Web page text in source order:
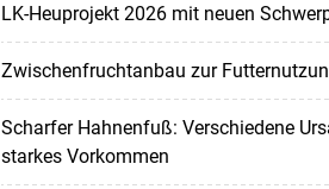
LK-Heuprojekt 2026 mit neuen
Zwischenfruchtanbau zur
Scharfer Hahnenfuß: Verschiedene
starkes Vorkommen